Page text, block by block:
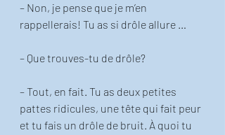
– Non, je pense que je m’en
rappellerais! Tu as si drôle allure …
– Que trouves-tu de drôle?
– Tout, en fait. Tu as deux petites
pattes ridicules, une tête qui fait peur
et tu fais un drôle de bruit. À quoi tu